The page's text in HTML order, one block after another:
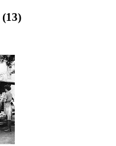
(13)